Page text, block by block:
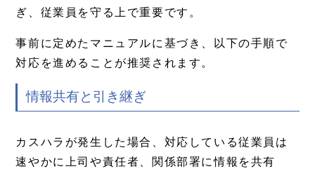
ぎ、従業員を守る上で重要です。
事前に定めたマニュアルに基づき、以下の手順で
対応を進めることが推奨されます。
情報共有と引き継ぎ
カスハラが発生した場合、対応している従業員は
速やかに上司や責任者、関係部署に情報を共有